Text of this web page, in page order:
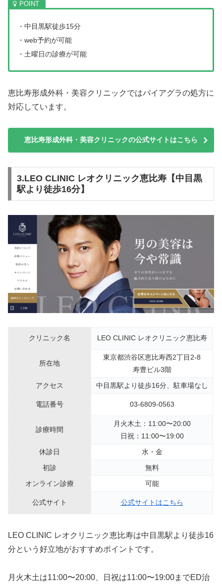
・中目黒駅徒歩15分
・web予約が可能
・土曜日の診療が可能
恵比寿形成外科・美容クリニックではバイアグラの処方に
対応しています。
恵比寿形成外科・美容クリニックの公式サイトはこちら
3.LEO CLINIC レオクリニック恵比寿【中目黒
駅より徒歩16分】
クリニック名 LEO CLINIC レオクリニック恵比寿
所在地
東京都渋谷区恵比寿西2丁目2-8
寿豊ビル3階
アクセス
中目黒駅より徒歩16分、駐車場なし
電話番号 03-6809-0563
診療時間
月火木土：11:00〜20:00
日祝：11:00〜19:00
休診日
水・金
初診
無料
オンライン診療
可能
公式サイト 公式サイトはこちら
LEO CLINIC レオクリニック恵比寿は中目黒駅より徒歩16
分という好立地がおすすめポイントです。
月火木土は11:00〜20:00、日祝は11:00〜19:00までED治